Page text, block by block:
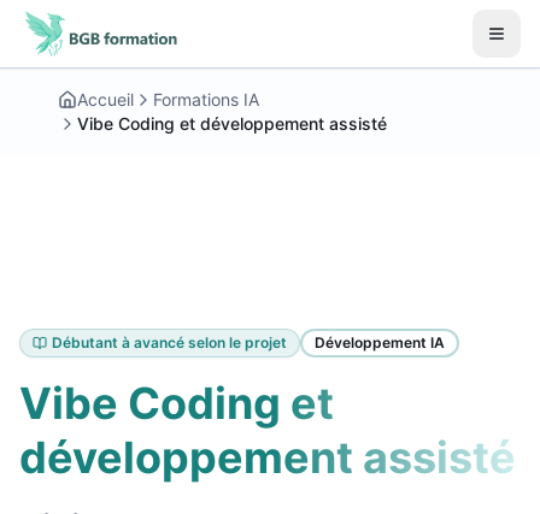
Aller au contenu principal
Accueil
Formations IA
Vibe Coding et développement assisté
Débutant à avancé selon le projet Développement IA
Vibe Coding et
développement assisté